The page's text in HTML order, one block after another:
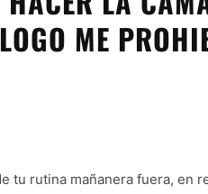
ME
tu rutina mañanera fuera, en